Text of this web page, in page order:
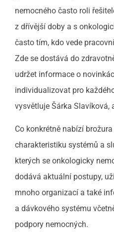
nemocného často roli
z dřívější doby a s
často tím, kdo vede
Zde se dostává do
udržet informace o
individualizovat pro
vysvětluje Šárka Slavíková,
Co konkrétně nabízí
charakteristiku systémů a
kterých se onkologicky
dodává aktuální postupy,
mnoho organizací a také
a dávkového systému
podpory nemocných.